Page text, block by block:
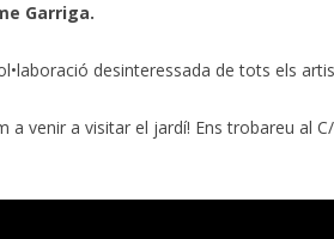
Garriga.
desinteressada de tots els
a venir a visitar el jardí! Ens trobareu al